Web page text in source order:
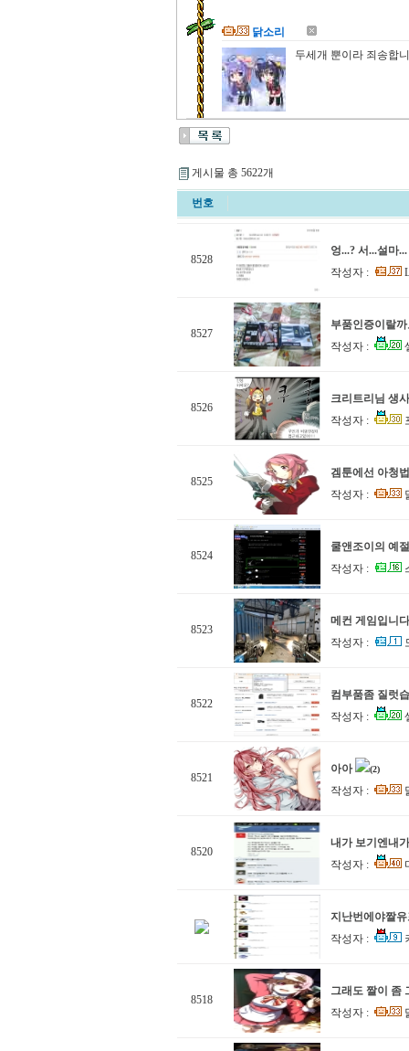
닭소리
두세개 뿐이라 죄송합
게시물 총 5622개
번호
8528
엉...? 서...설마
작성자 :
8527
부품인증이랄
작성자 :
8526
크리트리님 생
작성자 :
8525
겜툰에선 아청
작성자 :
8524
쿨앤조이의 예
작성자 :
8523
메컨 게임입니다
작성자 :
8522
컴부품좀 질럿
작성자 :
8521
아아 (2)
작성자 :
8520
내가 보기엔내
작성자 :
지난번에야짤
작성자 :
8518
그래도 짤이 좀
작성자 :